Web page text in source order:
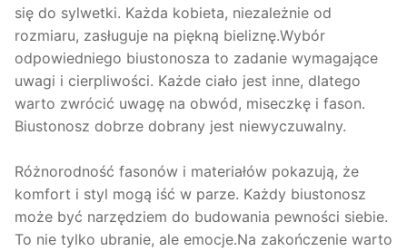
się do sylwetki. Każda kobieta, niezależnie od
rozmiaru, zasługuje na piękną bieliznę.Wybór
odpowiedniego biustonosza to zadanie wymagające
uwagi i cierpliwości. Każde ciało jest inne, dlatego
warto zwrócić uwagę na obwód, miseczkę i fason.
Biustonosz dobrze dobrany jest niewyczuwalny.
Różnorodność fasonów i materiałów pokazują, że
komfort i styl mogą iść w parze. Każdy biustonosz
może być narzędziem do budowania pewności siebie.
To nie tylko ubranie, ale emocje.Na zakończenie warto